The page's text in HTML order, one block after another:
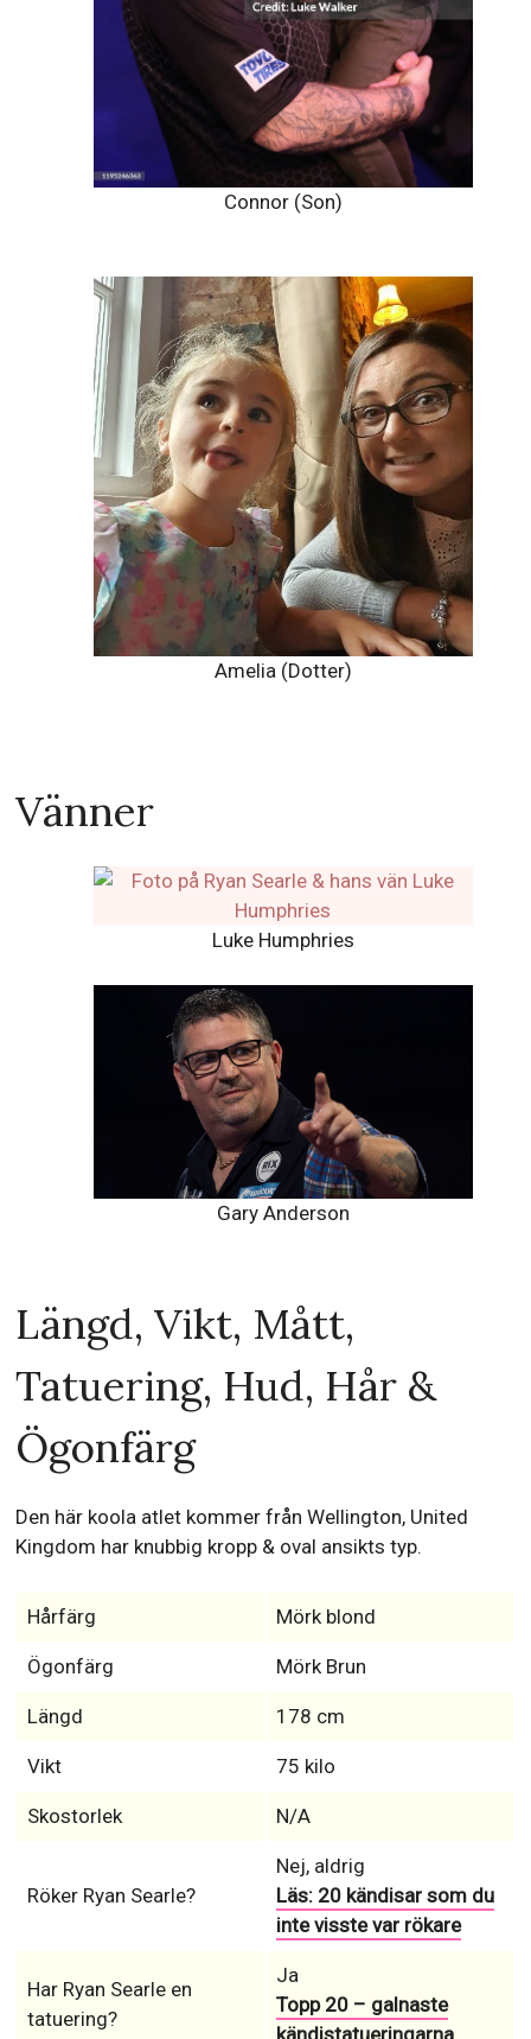
Connor (Son)
Amelia (Dotter)
Vänner
Luke Humphries
Gary Anderson
Längd, Vikt, Mått,
Tatuering, Hud, Hår &
Ögonfärg
Den här koola atlet kommer från Wellington, United
Kingdom har knubbig kropp & oval ansikts typ.
Hårfärg Mörk blond
Ögonfärg Mörk Brun
Längd 178 cm
Vikt 75 kilo
Skostorlek N/A
Röker Ryan Searle?
Nej, aldrig
Läs: 20 kändisar som du
inte visste var rökare
Har Ryan Searle en
tatuering?
Ja
Topp 20 – galnaste
kändistatueringarna